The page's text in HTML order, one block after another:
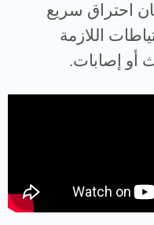
احتراق سريع
اللازمة
أو إصابات.